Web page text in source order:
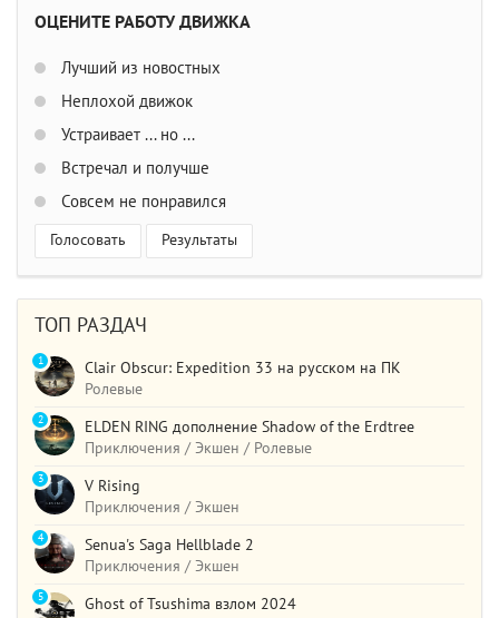
ОЦЕНИТЕ РАБОТУ ДВИЖКА
Лучший из новостных
Неплохой движок
Устраивает ... но ...
Встречал и получше
Совсем не понравился
Голосовать Результаты
ТОП РАЗДАЧ
Clair Obscur: Expedition 33 на русском на ПК
Ролевые
1
ELDEN RING дополнение Shadow of the Erdtree
Приключения / Экшен / Ролевые
2
V Rising
Приключения / Экшен
3
Senua's Saga Hellblade 2
Приключения / Экшен
4
Ghost of Tsushima взлом 2024
5